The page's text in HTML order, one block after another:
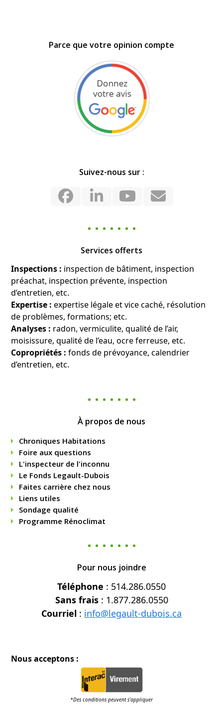
Parce que votre opinion compte
Suivez-nous sur :
Facebook
LinkedIn
YouTube
Email
Services offerts
Inspections : inspection de bâtiment, inspection
préachat, inspection prévente, inspection
d’entretien, etc.
Expertise :expertise légale et vice caché, résolution
de problèmes, formations; etc.
Analyses : radon, vermiculite, qualité de l’air,
moisissure, qualité de l’eau, ocre ferreuse, etc.
Copropriétés : fonds de prévoyance, calendrier
d’entretien, etc.
À propos de nous
Chroniques Habitations
Foire aux questions
L'inspecteur de l'inconnu
Le Fonds Legault-Dubois
Faites carrière chez nous
Liens utiles
Sondage qualité
Programme Rénoclimat
Pour nous joindre
Téléphone : 514.286.0550
Sans frais: 1.877.286.0550
Courriel : info@legault-dubois.ca
Nous acceptons :
*Des conditions peuvent s’appliquer